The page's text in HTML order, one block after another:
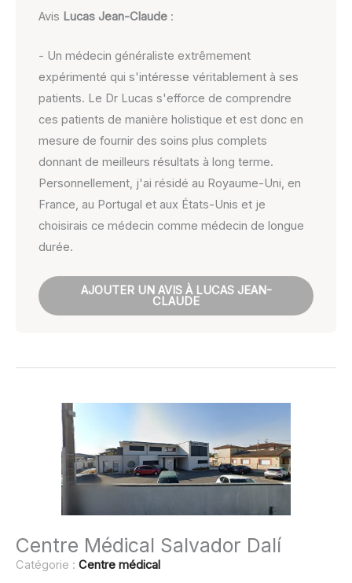
Avis Lucas Jean-Claude :
- Un médecin généraliste extrêmement
expérimenté qui s'intéresse véritablement à ses
patients. Le Dr Lucas s'efforce de comprendre
ces patients de manière holistique et est donc en
mesure de fournir des soins plus complets
donnant de meilleurs résultats à long terme.
Personnellement, j'ai résidé au Royaume-Uni, en
France, au Portugal et aux États-Unis et je
choisirais ce médecin comme médecin de longue
durée.
AJOUTER UN AVIS À LUCAS JEAN-
CLAUDE
Centre Médical Salvador Dalí
Catégorie : Centre médical